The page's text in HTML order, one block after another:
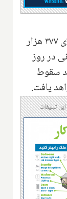
بورس ایران نیز که شاخص کل آن از بالای ۳۷۷ هزار
در روز
هزار واحد سقوط
یافت.
تبلیغات